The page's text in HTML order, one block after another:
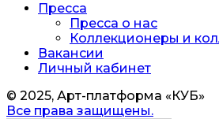
Пресса
Пресса о нас
Коллекционеры и
Вакансии
Личный кабинет
© 2025, Арт-платформа «КУБ»
Все права защищены.